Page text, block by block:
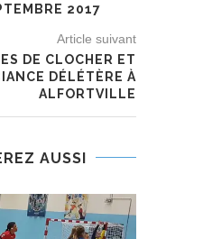
2017
Article suivant
DE CLOCHER ET
DÉLÉTÈRE À
ALFORTVILLE
AUSSI